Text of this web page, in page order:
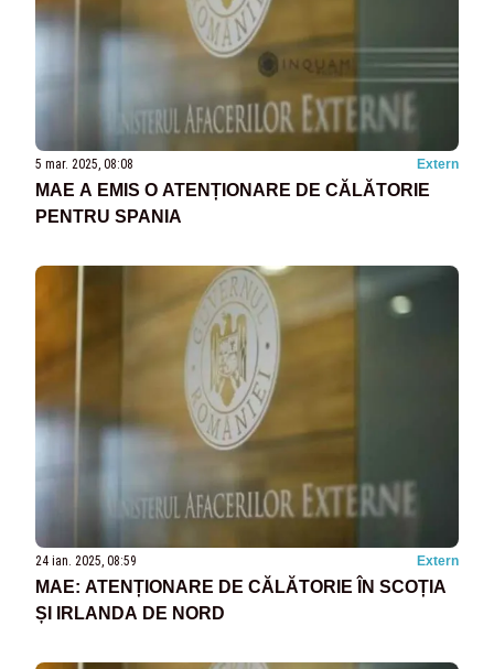
5 mar. 2025, 08:08 Extern
MAE A EMIS O ATENȚIONARE DE CĂLĂTORIE
PENTRU SPANIA
24 ian. 2025, 08:59 Extern
MAE: ATENȚIONARE DE CĂLĂTORIE ÎN SCOȚIA
ȘI IRLANDA DE NORD